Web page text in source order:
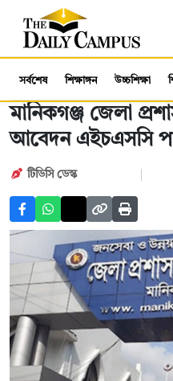
সর্বশেষ শিক্ষাঙ্গন উচ্চশিক্ষা
মানিকগঞ্জ জেলা
আবেদন এইচএসসি
টিডিসি ডেস্ক